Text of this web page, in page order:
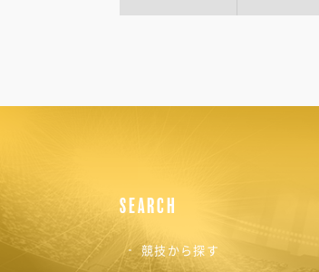
SEARCH
競技から探す